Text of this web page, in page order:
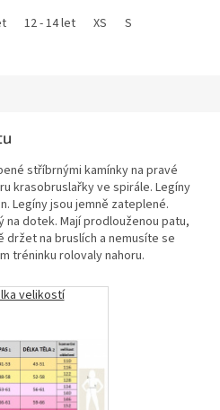
12 - 14 let XS S
stříbrnými kamínky na pravé
krasobruslařky ve spirále. Legíny
Legíny jsou jemně zateplené.
na dotek. Mají prodlouženou patu,
držet na bruslích a nemusíte se
tréninku rolovaly nahoru.
velikostí